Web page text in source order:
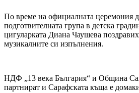
По време на официалната церемония
подготвителната група в детска
цигуларката Диана Чаушева
музикалните си изпълнения.
НДФ „13 века България“ и Община
партнират и Сарафската къща е